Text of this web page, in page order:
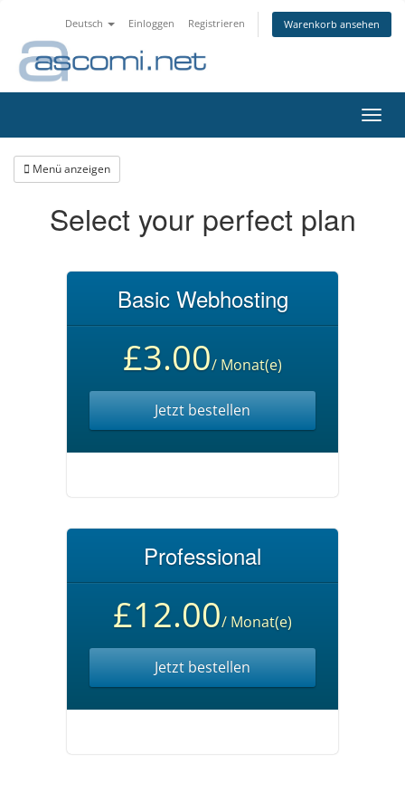
Deutsch Einloggen Registrieren Warenkorb ansehen
ein-/
Menü anzeigen
Select your perfect plan
Basic Webhosting
£3.00/ Monat(e)
Jetzt bestellen
Professional
£12.00/ Monat(e)
Jetzt bestellen